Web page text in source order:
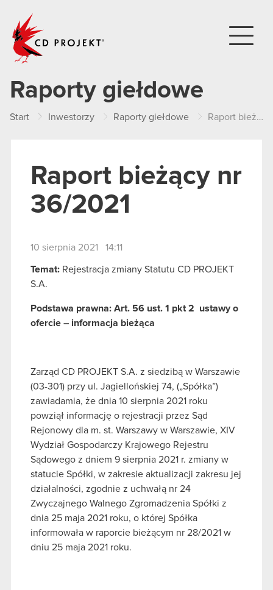
Raporty giełdowe
Start Inwestorzy Raporty giełdowe Raport bieżący nr 36/2021
Raport bieżący nr
36/2021
10 sierpnia 2021 14:11
Temat: Rejestracja zmiany Statutu CD PROJEKT
S.A.
Podstawa prawna: Art. 56 ust. 1 pkt 2 ustawy o
ofercie – informacja bieżąca
Zarząd CD PROJEKT S.A. z siedzibą w Warszawie
(03-301) przy ul. Jagiellońskiej 74, („Spółka”)
zawiadamia, że dnia 10 sierpnia 2021 roku
powziął informację o rejestracji przez Sąd
Rejonowy dla m. st. Warszawy w Warszawie, XIV
Wydział Gospodarczy Krajowego Rejestru
Sądowego z dniem 9 sierpnia 2021 r. zmiany w
statucie Spółki, w zakresie aktualizacji zakresu jej
działalności, zgodnie z uchwałą nr 24
Zwyczajnego Walnego Zgromadzenia Spółki z
dnia 25 maja 2021 roku, o której Spółka
informowała w raporcie bieżącym nr 28/2021 w
dniu 25 maja 2021 roku.